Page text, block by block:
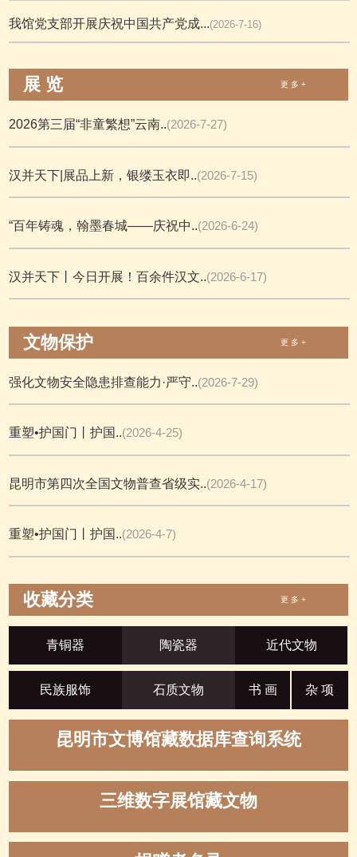
我馆党支部开展庆祝中国共产党成...(2026-7-16)
展 览 更 多 +
2026第三届“非童繁想”云南..(2026-7-27)
汉并天下|展品上新，银缕玉衣即..(2026-7-15)
“百年铸魂，翰墨春城——庆祝中..(2026-6-24)
汉并天下丨今日开展！百余件汉文..(2026-6-17)
文物保护 更 多 +
强化文物安全隐患排查能力·严守..(2026-7-29)
重塑•护国门丨护国..(2026-4-25)
昆明市第四次全国文物普查省级实..(2026-4-17)
重塑•护国门丨护国..(2026-4-7)
收藏分类 更 多 +
青铜器 陶瓷器 近代文物
民族服饰 石质文物 书 画 杂 项
昆明市文博馆藏数据库查询系统
三维数字展馆藏文物